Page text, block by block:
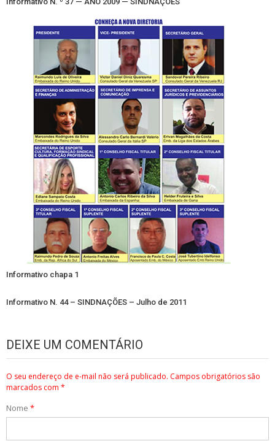
Informativo chapa 1
Informativo N. 44 – SINDNAÇÕES – Julho de 2011
DEIXE UM COMENTÁRIO
O seu endereço de e-mail não será publicado. Campos obrigatórios são
marcados com *
Nome *